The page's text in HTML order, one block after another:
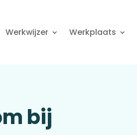
Werkwijzer Werkplaats
bij